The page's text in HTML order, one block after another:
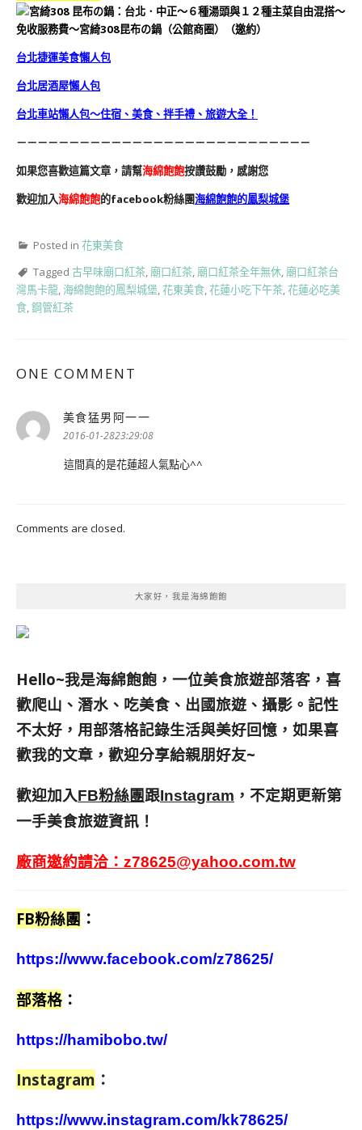
台北捷運美食懶人包
台北居酒屋懶人包
台北車站懶人包～住宿、美食、拌手禮、旅遊大全！
－－－－－－－－－－－－－－－－－－－－－－－－－－－－
如果您喜歡這篇文章，請幫海綿飽飽按讚鼓勵，感謝您
歡迎加入海綿飽飽的facebook粉絲團海綿飽飽的鳳梨城堡
Posted in 花東美食
Tagged 古早味廟口紅茶, 廟口紅茶, 廟口紅茶全年無休, 廟口紅茶台
灣馬卡龍, 海綿飽飽的鳳梨城堡,花東美食,花蓮小吃下午茶,花蓮必吃美
食,鋼管紅茶
ONE COMMENT
美食猛男阿一一
示:
2016-01-2823:29:08
這間真的是花蓮超人氣點心^^
Comments are closed.
大家好，我是海綿飽飽
Hello~我是海綿飽飽，一位美食旅遊部落客， 喜
歡爬山、潛水、吃美食、出國旅遊、攝影。 記性
不太好，用部落格記錄生活與美好回憶， 如果喜
歡我的文章，歡迎分享給親朋好友~
歡迎加入FB粉絲團跟Instagram ，不定期更新第
一手美食旅遊資訊！
廠商邀約請洽： z78625@yahoo.com.tw
FB粉絲團 ：
https://www.facebook.com/z78625/
部落格 ：
https://hamibobo.tw/
Instagram ：
https://www.instagram.com/kk78625/